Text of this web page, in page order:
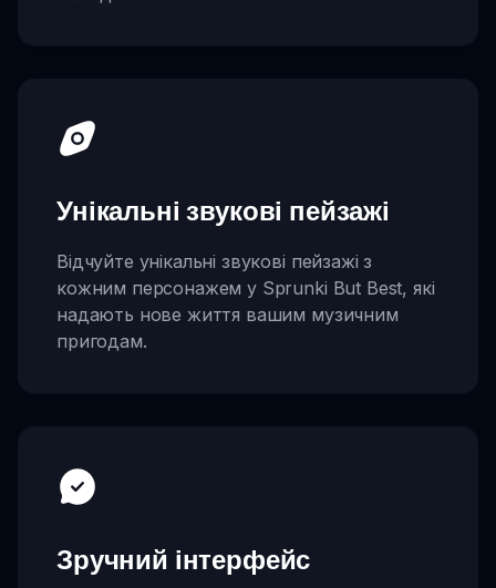
Унікальні звукові пейзажі
Відчуйте унікальні звукові пейзажі з
кожним персонажем у Sprunki But Best, які
надають нове життя вашим музичним
пригодам.
Зручний інтерфейс